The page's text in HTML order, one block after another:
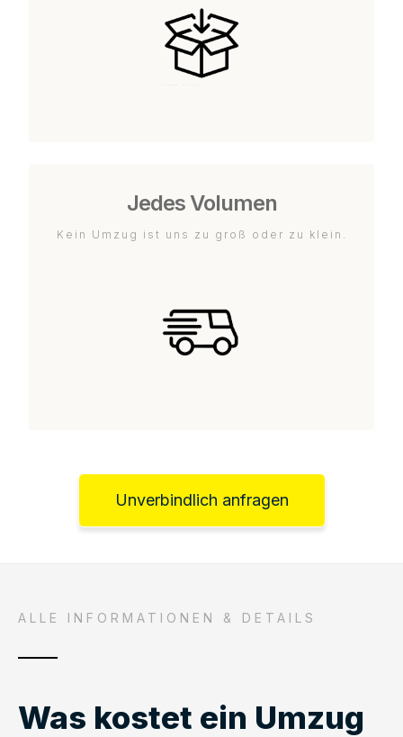
Jedes Volumen
Kein Umzug ist uns zu groß oder zu klein.
Unverbindlich anfragen
ALLE INFORMATIONEN & DETAILS
Was kostet ein Umzug